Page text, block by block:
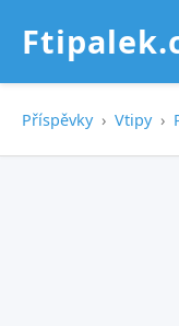
Příspěvky › Vtipy ›